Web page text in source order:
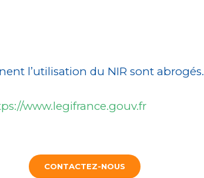
l’utilisation du NIR sont abrogés.
www.legifrance.gouv.fr
CONTACTEZ-NOUS